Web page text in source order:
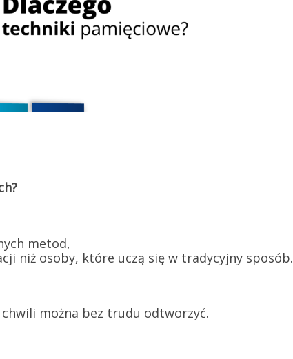
metod,
niż osoby, które uczą się w tradycyjny sposób.
można bez trudu odtworzyć.